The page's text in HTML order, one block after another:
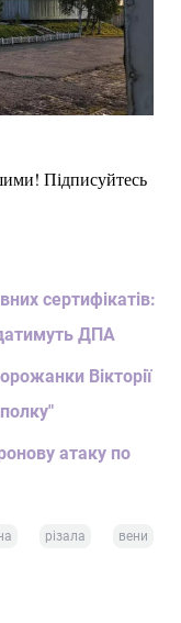
Підписуйтесь
сертифікатів:
ДПА
Вікторії
атаку по
різала вени